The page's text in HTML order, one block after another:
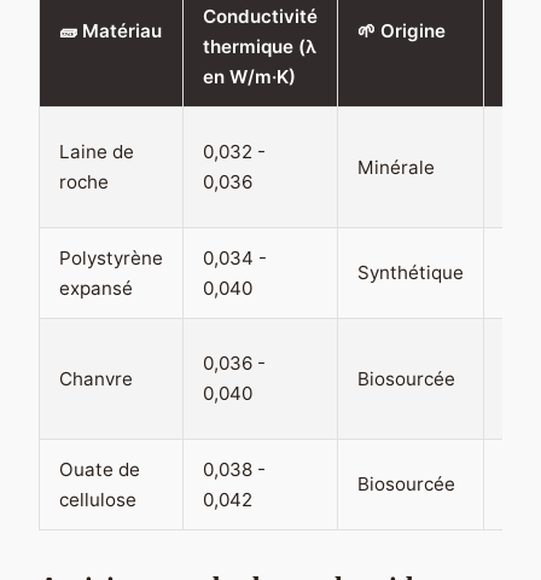
🧱 Matériau
Conductivité
thermique (λ
en W/m·K)
🌱 Origine
Laine de
roche
0,032 -
0,036
Minérale
Polystyrène
expansé
0,034 -
0,040
Synthétique
Chanvre
0,036 -
0,040
Biosourcée
Ouate de
cellulose
0,038 -
0,042
Biosourcée